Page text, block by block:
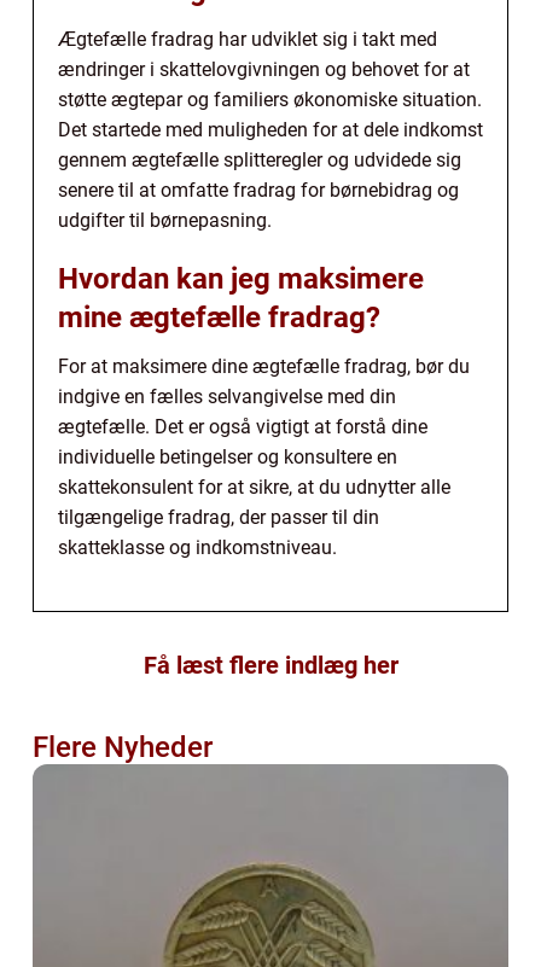
Ægtefælle fradrag har udviklet sig i takt med
ændringer i skattelovgivningen og behovet for at
støtte ægtepar og familiers økonomiske situation.
Det startede med muligheden for at dele indkomst
gennem ægtefælle splitteregler og udvidede sig
senere til at omfatte fradrag for børnebidrag og
udgifter til børnepasning.
Hvordan kan jeg maksimere
mine ægtefælle fradrag?
For at maksimere dine ægtefælle fradrag, bør du
indgive en fælles selvangivelse med din
ægtefælle. Det er også vigtigt at forstå dine
individuelle betingelser og konsultere en
skattekonsulent for at sikre, at du udnytter alle
tilgængelige fradrag, der passer til din
skatteklasse og indkomstniveau.
Få læst flere indlæg her
Flere Nyheder